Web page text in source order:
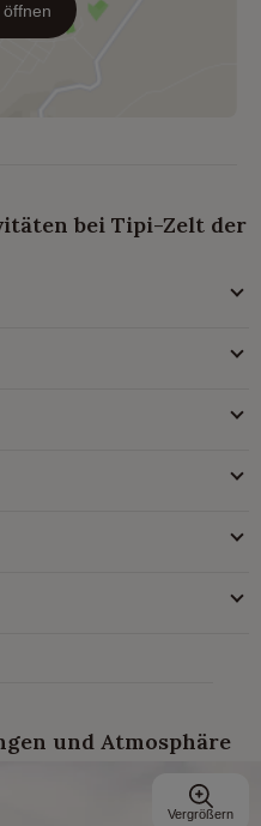
öffnen
bei Tipi-Zelt der
und Atmosphäre
Vergrößern